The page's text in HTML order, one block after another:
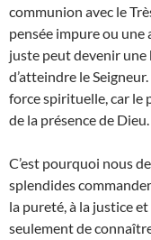
communion avec le
pensée impure ou
juste peut devenir une
d’atteindre le
force spirituelle, car le
de la présence de Dieu.
C’est pourquoi nous
splendides
la pureté, à la justice
seulement de